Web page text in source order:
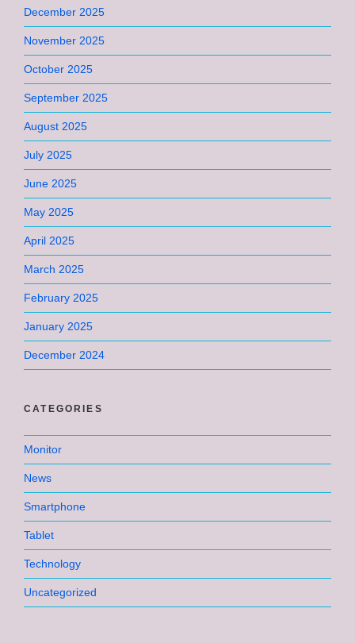
December 2025
November 2025
October 2025
September 2025
August 2025
July 2025
June 2025
May 2025
April 2025
March 2025
February 2025
January 2025
December 2024
CATEGORIES
Monitor
News
Smartphone
Tablet
Technology
Uncategorized